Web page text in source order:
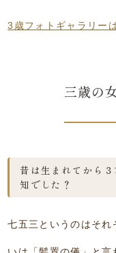
3歳フォトギャラリー
三歳の
昔は生まれてから
知でした？
七五三というのはそ